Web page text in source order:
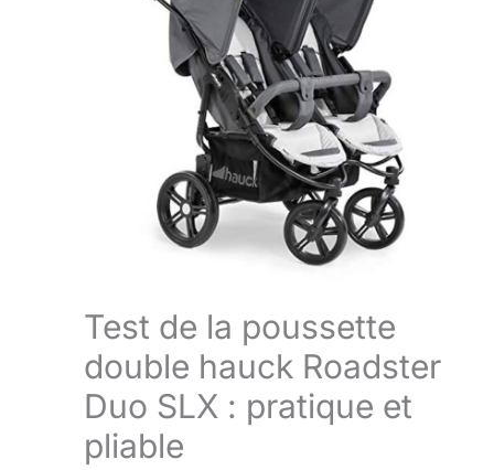
Test de la poussette
double hauck Roadster
Duo SLX : pratique et
pliable